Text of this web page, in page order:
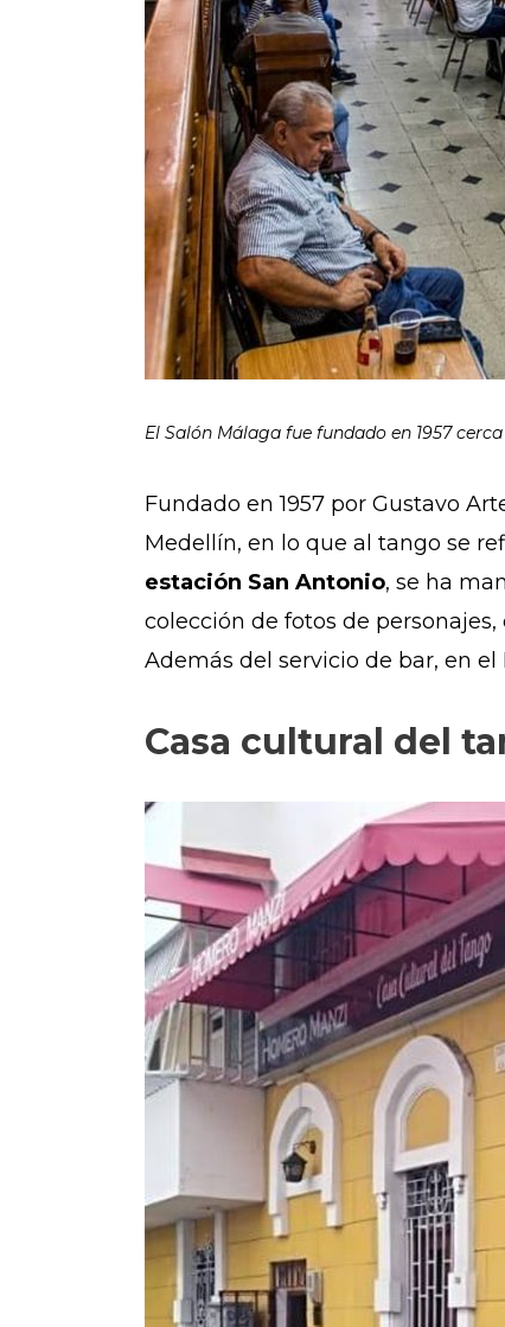
El Salón Málaga fue fundado en 1957
Fundado en 1957 por Gustavo
Medellín, en lo que al tango se
estación San Antonio, se ha
colección de fotos de
Además del servicio de bar, en
Casa cultural del